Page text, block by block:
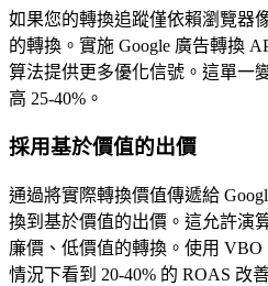
如果您的轉換追蹤僅依賴瀏覽器
的轉換。實施 Google 廣告轉換
算法提供更多優化信號。這單一
高 25-40%。
採用基於價值的出價
通過將實際轉換價值傳遞給
換到基於價值的出價。這允許演
廉價、低價值的轉換。使用
情況下看到 20-40% 的 ROAS 改